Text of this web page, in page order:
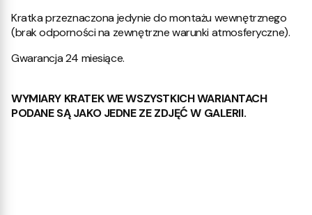
Kratka przeznaczona jedynie do montażu wewnętrznego
(brak odporności na zewnętrzne warunki atmosferyczne).
Gwarancja 24 miesiące.
WYMIARY KRATEK WE WSZYSTKICH WARIANTACH
PODANE SĄ JAKO JEDNE ZE ZDJĘĆ W GALERII.